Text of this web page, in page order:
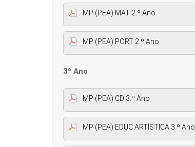
MP (PEA) MAT 2.º Ano
MP (PEA) PORT 2.º Ano
3º Ano
MP (PEA) CD 3.º Ano
MP (PEA) EDUC ARTÍSTICA 3.º Ano